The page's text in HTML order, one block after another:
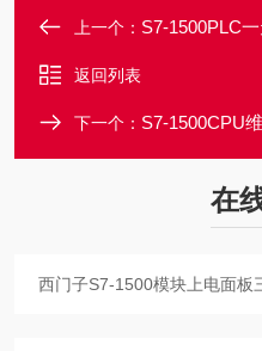
上一个： S7-1500PLC一天修好
返回列表
下一个： S7-1500CPU维修销售
在